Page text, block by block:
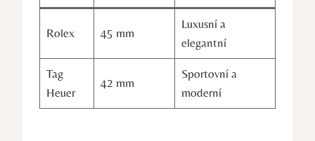
Rolex 45 mm
Luxusní a
elegantní
Tag
Heuer
42 mm
Sportovní a
moderní